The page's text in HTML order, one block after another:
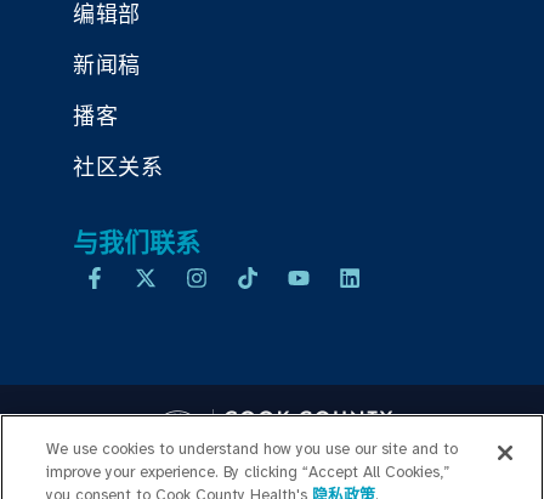
编辑部
新闻稿
播客
社区关系
与我们联系
We use cookies to understand how you use our site and to
improve your experience. By clicking “Accept All Cookies,”